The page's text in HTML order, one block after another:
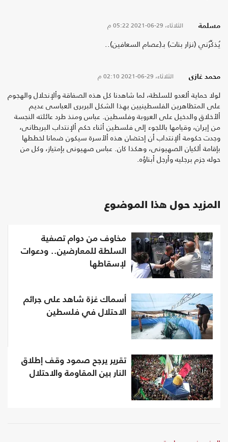
مسلمة الثلاثاء، 29-06-2021 05:22 م
يُذكِّرُني (نزار بنات) بـ(عصام السعافين)..
محمد غازى الثلاثاء، 29-06-2021 02:10 م
لولا حماية ألعدو للسلطة، لما شاهدنا كل هذه الصفاقة وألإنحلال والهجوم
على المتظاهرين الفلسطينيين بهذا الشكل البربرى العباسى عديم
ألأخلاق والدخيل على العروبة وفلسطين. عباس ومنذ طرد عائلته النجسة
من إيران، وقيامها باللجوء إلى فلسطين أثناء حكم ألإنتداب البريطانى،
وجدت حكومة ألإنتداب أن إحتضان هذه ألأسرة سيكون ضمانا لخططها
بإقامة ألكيان الصهيونى، وهكذا كان. عباس صهيونى بإمتياز، وكل من
حوله جزم برجليه وأرجل أبناؤه.
المزيد حول هذا الموضوع
مخاوف من دوام تصفية
السلطة للمعارضين.. ودعوات
لإسقاطها
أسماك غزة شاهد على جرائم
الاحتلال في فلسطين
تقرير يرجح صمود وقف إطلاق
النار بين المقاومة والاحتلال